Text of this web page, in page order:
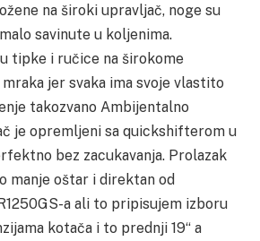
na široki upravljač, noge su
savinute u koljenima.
tipke i ručice na širokome
jer svaka ima svoje vlastito
takozvano Ambijentalno
je opremljeni sa quickshifterom u
bez zacukavanja. Prolazak
manje oštar i direktan od
a ali to pripisujem izboru
kotača i to prednji 19“ a